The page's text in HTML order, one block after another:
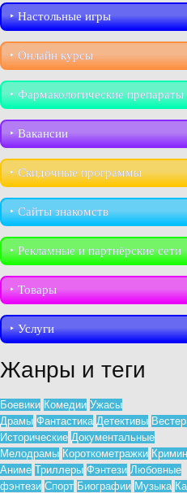
‣︎ Настольные игры
‣︎ Онлайн курсы
‣︎ Фармакологические препараты
‣︎ Вакансии
‣︎ Скидочные программы
‣︎ Сайты знакомств
‣︎ Рекламные и партнёрские сети
‣︎ Товары
‣︎ Услуги
Жанры и теги
Боевики Комедии Ужасы
Драмы Фантастика Детективы
Исторические Документальные
Мелодрамы Короткометражки
Аниме Триллеры Фэнтези Любовные
фэнтези Спорт Биографии Музыка